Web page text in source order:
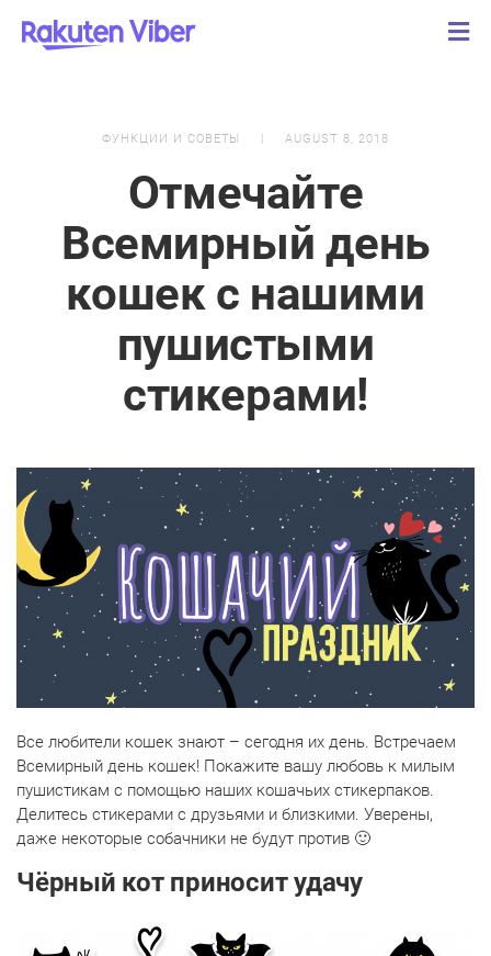
ФУНКЦИИ И СОВЕТЫ AUGUST 8, 2018
Отмечайте
Всемирный день
кошек с нашими
пушистыми
стикерами!
Все любители кошек знают – сегодня их день. Встречаем
Всемирный день кошек! Покажите вашу любовь к милым
пушистикам с помощью наших кошачьих стикерпаков.
Делитесь стикерами с друзьями и близкими. Уверены,
даже некоторые собачники не будут против 🙂
Чёрный кот приносит удачу